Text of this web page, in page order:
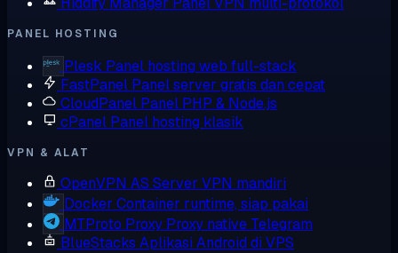
PANEL HOSTING
Plesk Panel hosting web full-stack
FastPanel Panel server gratis dan cepat
CloudPanel Panel PHP & Node.js
cPanel Panel hosting klasik
VPN & ALAT
OpenVPN AS Server VPN mandiri
Docker Container runtime, siap pakai
MTProto Proxy Proxy native Telegram
BlueStacks Aplikasi Android di VPS